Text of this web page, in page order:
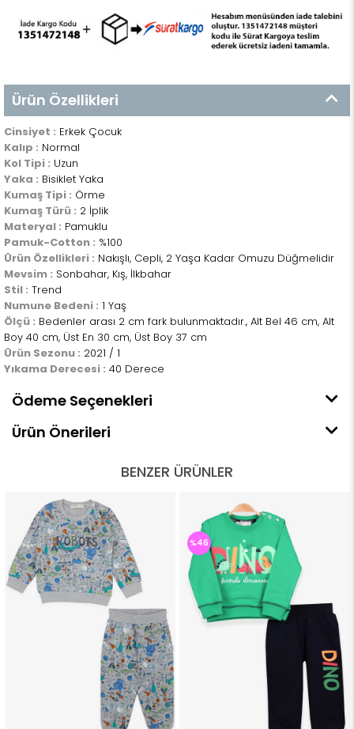
Ürün Özellikleri
Cinsiyet : Erkek Çocuk
Kalıp : Normal
Kol Tipi : Uzun
Yaka : Bisiklet Yaka
Kumaş Tipi : Örme
Kumaş Türü : 2 İplik
Materyal : Pamuklu
Pamuk-Cotton : %100
Ürün Özellikleri : Nakışlı, Cepli, 2 Yaşa Kadar Omuzu Düğmelidir
Mevsim : Sonbahar, Kış, İlkbahar
Stil : Trend
Numune Bedeni : 1 Yaş
Ölçü : Bedenler arası 2 cm fark bulunmaktadır., Alt Bel 46 cm, Alt
Boy 40 cm, Üst En 30 cm, Üst Boy 37 cm
Ürün Sezonu : 2021 / 1
Yıkama Derecesi : 40 Derece
Ödeme Seçenekleri
Ürün Önerileri
BENZER ÜRÜNLER
%46